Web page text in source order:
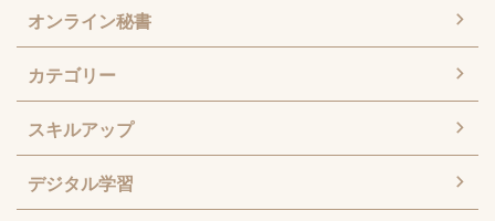
オンライン秘書
カテゴリー
スキルアップ
デジタル学習